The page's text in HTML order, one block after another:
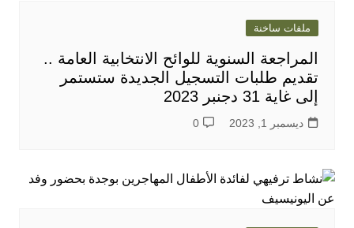
ملفات ساخنة
المراجعة السنوية للوائح الانتخابية العامة ..
تقديم طلبات التسجيل الجديدة ستستمر
إلى غاية 31 دجنبر 2023
ديسمبر 1, 2023 0